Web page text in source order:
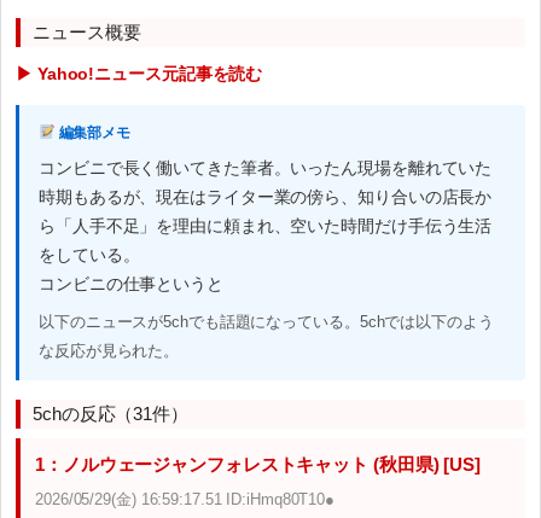
ニュース概要
▶ Yahoo!ニュース元記事を読む
編集部メモ
コンビニで長く働いてきた筆者。いったん現場を離れていた
時期もあるが、現在はライター業の傍ら、知り合いの店長か
ら「人手不足」を理由に頼まれ、空いた時間だけ手伝う生活
をしている。
コンビニの仕事というと
以下のニュースが5chでも話題になっている。5chでは以下のよう
な反応が見られた。
5chの反応（31件）
1：ノルウェージャンフォレストキャット (秋田県) [US]
2026/05/29(金) 16:59:17.51 ID:iHmq80T10●